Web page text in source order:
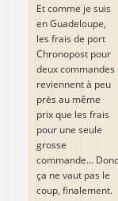
Et comme je suis
en Guadeloupe,
les frais de port
Chronopost pour
deux commandes
reviennent à peu
près au même
prix que les frais
pour une seule
grosse
commande... Donc
ça ne vaut pas le
coup, finalement.